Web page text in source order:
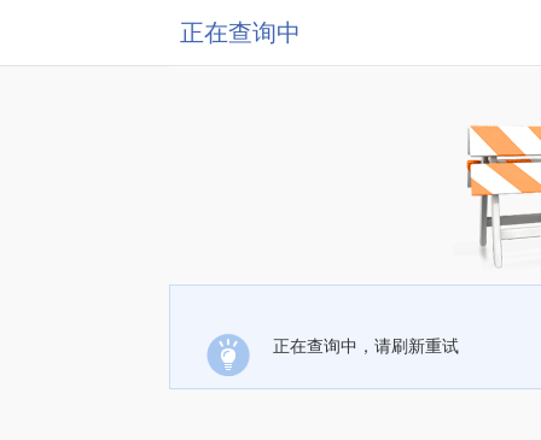
正在查询中
正在查询中，请刷新重试